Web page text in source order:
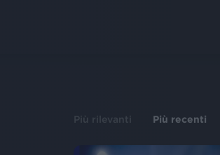
Più rilevanti Più recenti